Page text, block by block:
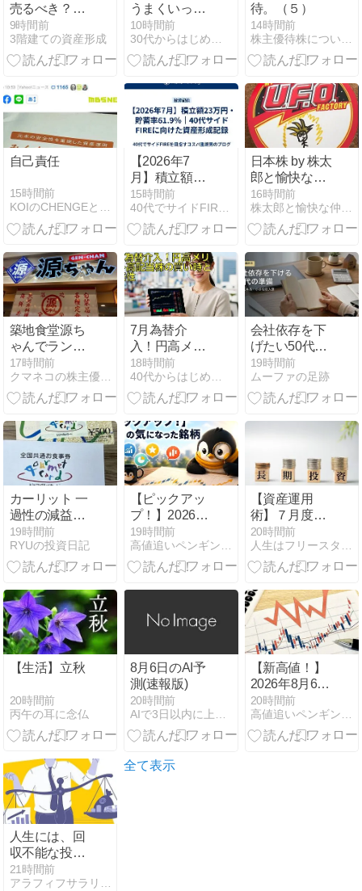
売るべき？相
場より「見ら
れない時間」
を先に確認す
9時間前
3階建ての資産形成
うまくいった
人は「優秀な
人」ではなく
「生き残った
10時間前
30代からはじめるグッジョ部
待。（５）
14時間前
株主優待株についてコツコツ書きためるブログ
自己責任
15時間前
KOIのCHENGEとCHALLENGEはCOOL!
【2026年7
月】積立額23
万円・貯蓄率
61.9％｜40代
サイドFIREに
成記録
15時間前
40代でサイドFIREを目指すコスパ重視男のブログ
日本株 by 株太
郎と愉快な仲
間たち ｜
2007年から投
資開始した株
ら見た日本株
16時間前
株太郎と愉快な仲間たち
築地食堂源ち
ゃんでランチ
にて株主優待
利用
17時間前
クマネコの株主優待ブログ
7月為替介
入！円高メリ
ット高配当株
の買い時と将
来性
18時間前
40代からはじめるパパの投資 【実例】
会社依存を下
げたい50代
へ。私が副業
より先に作り
たい小さな収
19時間前
ムーファの足跡
カーリット 一
過性の減益は
買い場？
19時間前
RYUの投資日記
【ピックアッ
プ！】2026年
8月6日の気に
なった銘柄
19時間前
高値追いペンギンの観測所
【資産運用
術】７月度の
積立投資損益
結果！目先の
損益結果よ
を継続してこ
とが大切！
20時間前
人生はフリースタイル！ 学割日記【社会人編】
【生活】立秋
20時間前
丙午の耳に念仏
8月6日のAI予
測(速報版)
20時間前
AIで3日以内に上がる株銘柄を予測してみる
【新高値！】
2026年8月6日
に上場来高値
を更新した銘
柄一覧
20時間前
高値追いペンギンの観測所
人生には、回
収不能な投資
も必要
21時間前
アラフィフサラリーマンの優美なる株投資ブログ
全て表示